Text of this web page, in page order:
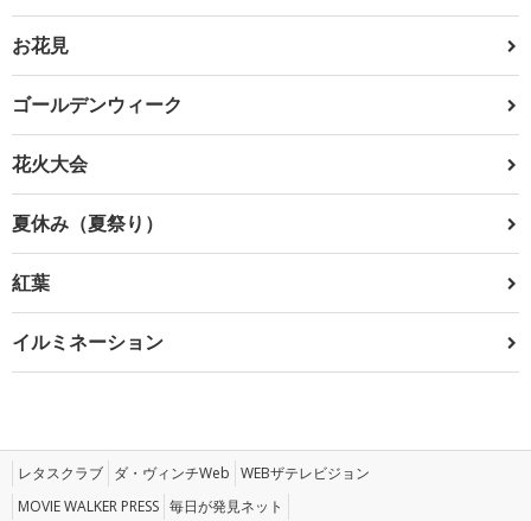
お花見
ゴールデンウィーク
花火大会
夏休み（夏祭り）
紅葉
イルミネーション
レタスクラブ ダ・ヴィンチWeb WEBザテレビジョン
MOVIE WALKER PRESS 毎日が発見ネット